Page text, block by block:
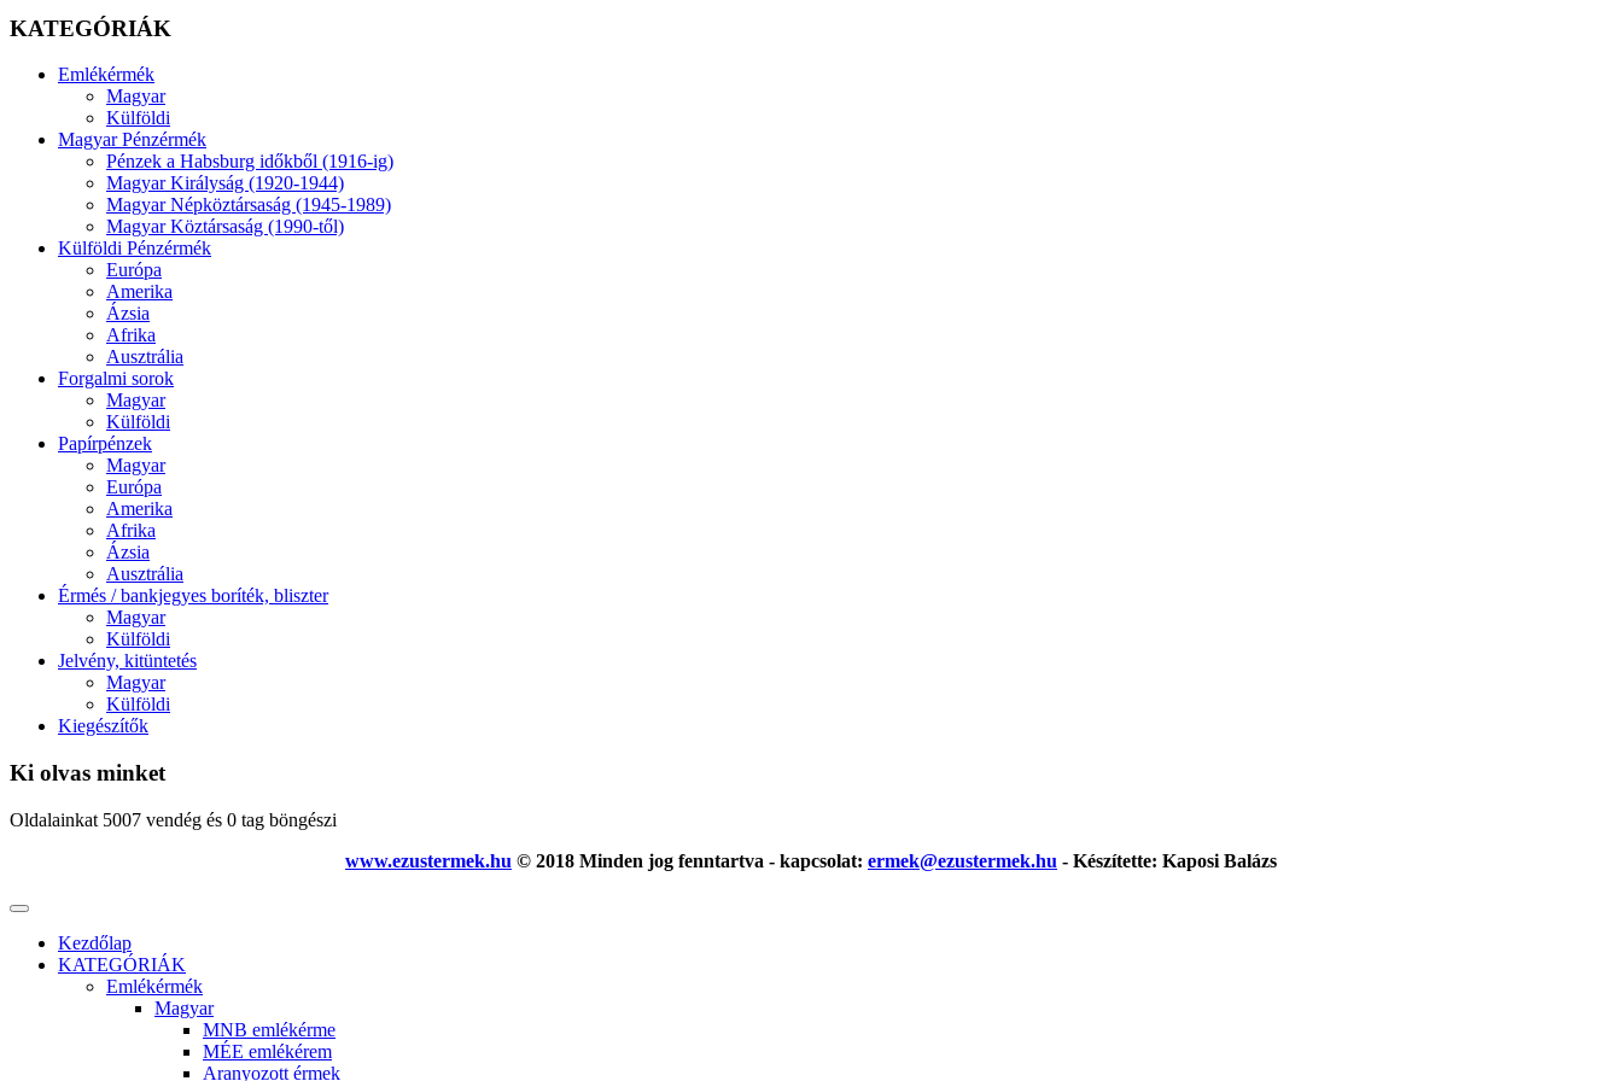
KATEGÓRIÁK
Emlékérmék
Magyar
Külföldi
Magyar Pénzérmék
Pénzek a Habsburg időkből (1916-ig)
Magyar Királyság (1920-1944)
Magyar Népköztársaság (1945-1989)
Magyar Köztársaság (1990-től)
Külföldi Pénzérmék
Európa
Amerika
Ázsia
Afrika
Ausztrália
Forgalmi sorok
Magyar
Külföldi
Papírpénzek
Magyar
Európa
Amerika
Afrika
Ázsia
Ausztrália
Érmés / bankjegyes boríték, bliszter
Magyar
Külföldi
Jelvény, kitüntetés
Magyar
Külföldi
Kiegészítők
Ki olvas minket
Oldalainkat 5007 vendég és 0 tag böngészi
www.ezustermek.hu © 2018 Minden jog fenntartva - kapcsolat: ermek@ezustermek.hu - Készítette: Kaposi Balázs
Kezdőlap
KATEGÓRIÁK
Emlékérmék
Magyar
MNB emlékérme
MÉE emlékérem
Aranyozott érmek